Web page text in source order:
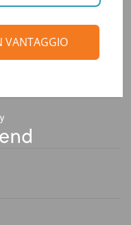
VANTAGGIO